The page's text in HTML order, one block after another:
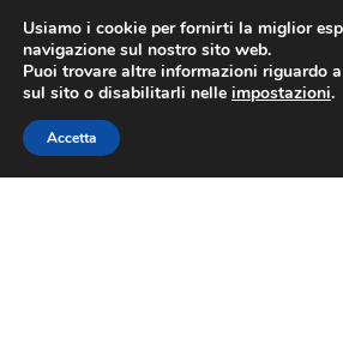
CONSEGNA da 7
Lun-Ven 9:00 - 16:00/
Vai
alla
navigazione
Vai
al
contenuto
Usiamo i cookie per fornirti la miglior
navigazione sul nostro sito web.
Puoi trovare altre informazioni riguardo
sul sito o disabilitarli nelle impostazioni.
Accetta